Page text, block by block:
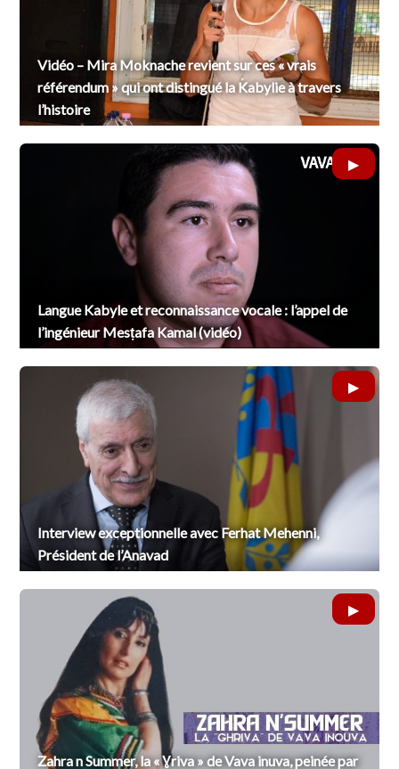
Vidéo – Mira Moknache revient sur ces « vrais
référendum » qui ont distingué la Kabylie à travers
l’histoire
Langue Kabyle et reconnaissance vocale : l’appel de
l’ingénieur Mesṭafa Kamal (vidéo)
Interview exceptionnelle avec Ferhat Mehenni,
Président de l’Anavad
Zahra n Summer, la « Ɣriva » de Vava inuva, peinée par